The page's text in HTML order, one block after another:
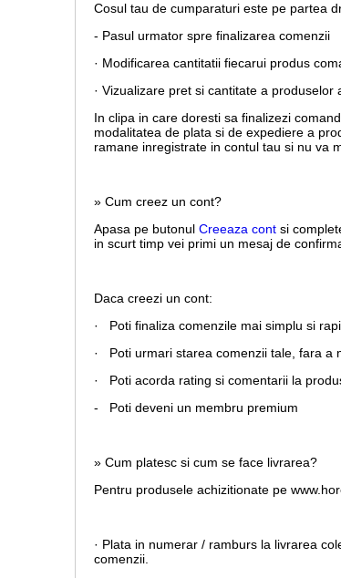
Cosul tau de cumparaturi este pe partea
- Pasul urmator spre finalizarea comenzii
· Modificarea cantitatii fiecarui produs
· Vizualizare pret si cantitate a produselor
In clipa in care doresti sa finalizezi
modalitatea de plata si de expediere a
ramane inregistrate in contul tau si nu va
» Cum creez un cont?
Apasa pe butonul Creeaza cont si
in scurt timp vei primi un mesaj de
Daca creezi un cont:
· Poti finaliza comenzile mai simplu si
· Poti urmari starea comenzii tale, fara a
· Poti acorda rating si comentarii la
- Poti deveni un membru premium
» Cum platesc si cum se face livrarea?
Pentru produsele achizitionate pe
· Plata in numerar / ramburs la livrarea
comenzii.